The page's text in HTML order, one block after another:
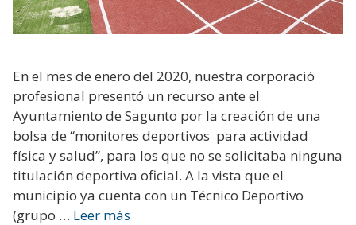
En el mes de enero del 2020, nuestra corporació
profesional presentó un recurso ante el
Ayuntamiento de Sagunto por la creación de una
bolsa de “monitores deportivos para actividad
física y salud”, para los que no se solicitaba ninguna
titulación deportiva oficial. A la vista que el
municipio ya cuenta con un Técnico Deportivo
(grupo … Leer más